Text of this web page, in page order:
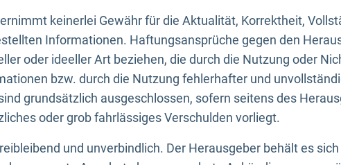
keinerlei Gewähr für die Aktualität, Korrektheit,
Informationen. Haftungsansprüche gegen den
oder ideeller Art beziehen, die durch die Nutzung oder
bzw. durch die Nutzung fehlerhafter und
grundsätzlich ausgeschlossen, sofern seitens des
oder grob fahrlässiges Verschulden vorliegt.
und unverbindlich. Der Herausgeber behält es